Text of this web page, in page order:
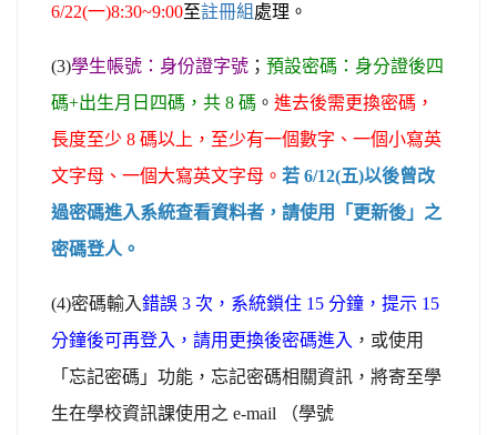
6/22(一)8:30~9:00至註冊組處理。
(3)學生帳號：身份證字號 ； 預設密碼：身分證後四
碼+出生月日四碼，共 8 碼 。 進去後需更換密碼，
長度至少 8 碼以上，至少有一個數字、一個小寫英
文字母、一個大寫英文字母。 若 6/12(五)以後曾改
過密碼進入系統查看資料者，請使用「更新後」之
密碼登人。
(4)密碼輸入錯誤 3 次，系統鎖住 15 分鐘，提示 15
分鐘後可再登入，請用更換後密碼進入 ，或使用
「忘記密碼」功能，忘記密碼相關資訊，將寄至學
生在學校資訊課使用之 e-mail （學號